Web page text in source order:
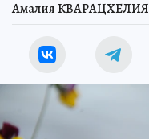
Амалия КВАРАЦХЕЛИЯ